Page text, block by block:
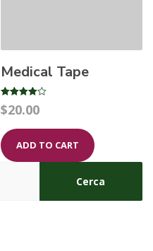
Medical Tape
Rated
4.00
$20.00
ADD TO CART